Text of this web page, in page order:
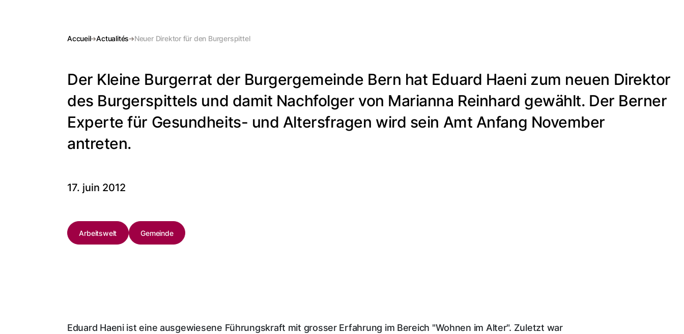
Accueil Actualités Neuer Direktor für den Burgerspittel
Der Kleine Burgerrat der Burgergemeinde Bern hat Eduard Haeni zum neuen Direktor
des Burgerspittels und damit Nachfolger von Marianna Reinhard gewählt. Der Berner
Experte für Gesundheits- und Altersfragen wird sein Amt Anfang November
antreten.
17. juin 2012
Arbeitswelt Gemeinde
Eduard Haeni ist eine ausgewiesene Führungskraft mit grosser Erfahrung im Bereich "Wohnen im Alter". Zuletzt war